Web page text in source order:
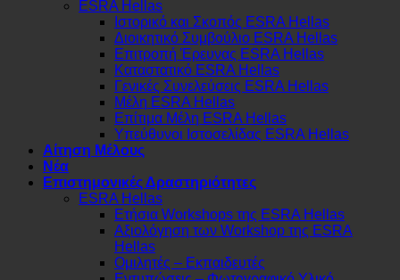
ESRA Hellas
Ιστορικό και Σκοπός ESRA Hellas
Διοικητικό Συμβούλιο ESRA Hellas
Επιτροπή Έρευνας ESRA Hellas
Καταστατικό ESRA Hellas
Γενικές Συνελεύσεις ESRA Hellas
Μέλη ESRA Hellas
Επίτιμα Μέλη ESRA Hellas
Υπεύθυνοι Ιστοσελίδας ESRA Hellas
Αίτηση Μέλους
Νέα
Επιστημονικές Δραστηριότητες
ESRA Hellas
Ετήσια Workshops της ESRA Hellas
Αξιολόγηση των Workshop της ESRA
Hellas
Ομιλητές – Εκπαιδευτές